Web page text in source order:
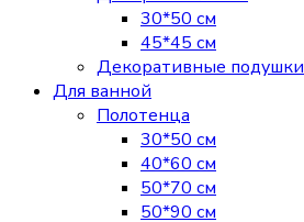
30*50 см
45*45 см
Декоративные подушки
Для ванной
Полотенца
30*50 см
40*60 см
50*70 см
50*90 см